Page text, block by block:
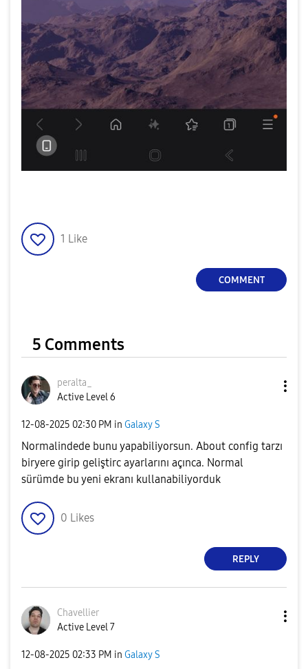
1 Like
COMMENT
5 Comments
peralta_
Active Level 6
‎12-08-2025 02:30 PM in Galaxy S
Normalindede bunu yapabiliyorsun. About config tarzı
biryere girip geliştirc ayarlarını açınca. Normal
sürümde bu yeni ekranı kullanabiliyorduk
0 Likes
REPLY
Chavellier
Active Level 7
‎12-08-2025 02:33 PM in Galaxy S